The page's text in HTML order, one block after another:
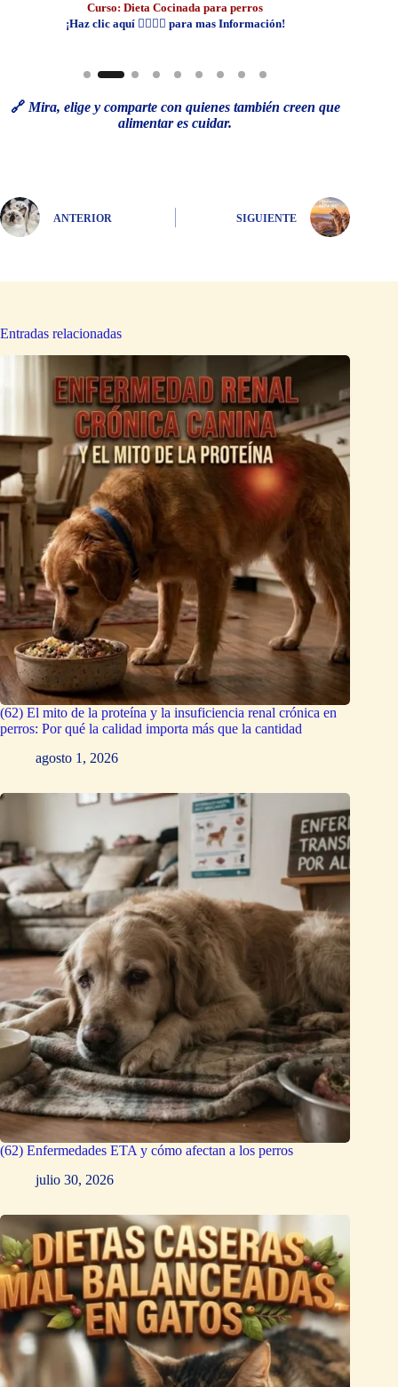
Curso: Dieta Cocinada para perros
¡Haz clic aquí 👆🏼👆🏼 para mas Información!
🔗 Mira, elige y comparte con quienes también creen que
alimentar es cuidar.
ANTERIOR SIGUIENTE
Entradas relacionadas
(62) El mito de la proteína y la insuficiencia renal crónica en
perros: Por qué la calidad importa más que la cantidad
agosto 1, 2026
(62) Enfermedades ETA y cómo afectan a los perros
julio 30, 2026